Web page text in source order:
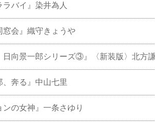
ラバイ』染井為人
窓会』織守きょうや
日向景一郎シリーズ③』〈新装版〉北方
、奔る』中山七里
ンの女神』一条さゆり